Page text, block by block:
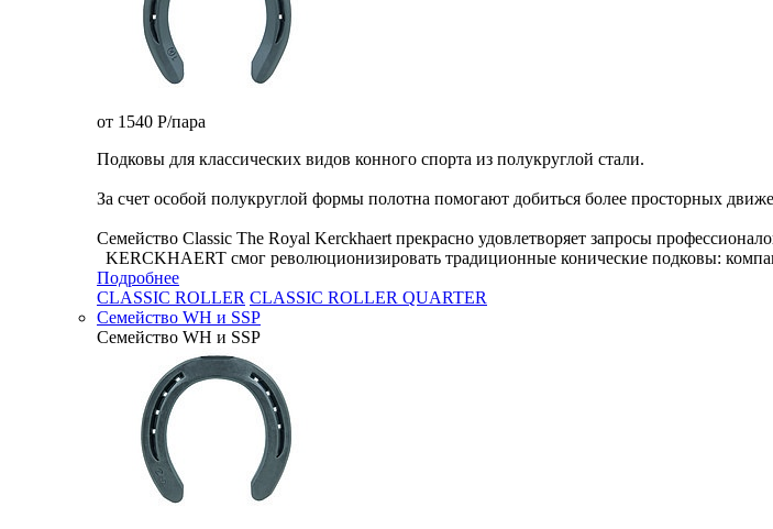
от 1540 P/пара
Подковы для классических видов конного спорта из полукруглой стали.
За счет особой полукруглой формы полотна помогают добиться более просторных
Семейство Classic The Royal Kerckhaert прекрасно удовлетворяет запросы
KERCKHAERT смог революционизировать традиционные конические подковы:
Подробнее
CLASSIC ROLLER CLASSIC ROLLER QUARTER
Семейство WH и SSP
Семейство WH и SSP